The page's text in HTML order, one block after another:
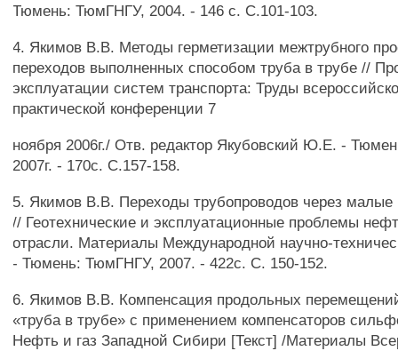
Тюмень: ТюмГНГУ, 2004. - 146 с. С.101-103.
4. Якимов В.В. Методы герметизации межтрубного
переходов выполненных способом труба в трубе //
эксплуатации систем транспорта: Труды
практической конференции 7
ноября 2006г./ Отв. редактор Якубовский Ю.Е. -
2007г. - 170с. С.157-158.
5. Якимов В.В. Переходы трубопроводов через малые
// Геотехнические и эксплуатационные проблемы
отрасли. Материалы Международной научно-
- Тюмень: ТюмГНГУ, 2007. - 422с. С. 150-152.
6. Якимов В.В. Компенсация продольных
«труба в трубе» с применением компенсаторов
Нефть и газ Западной Сибири [Текст] /Материалы